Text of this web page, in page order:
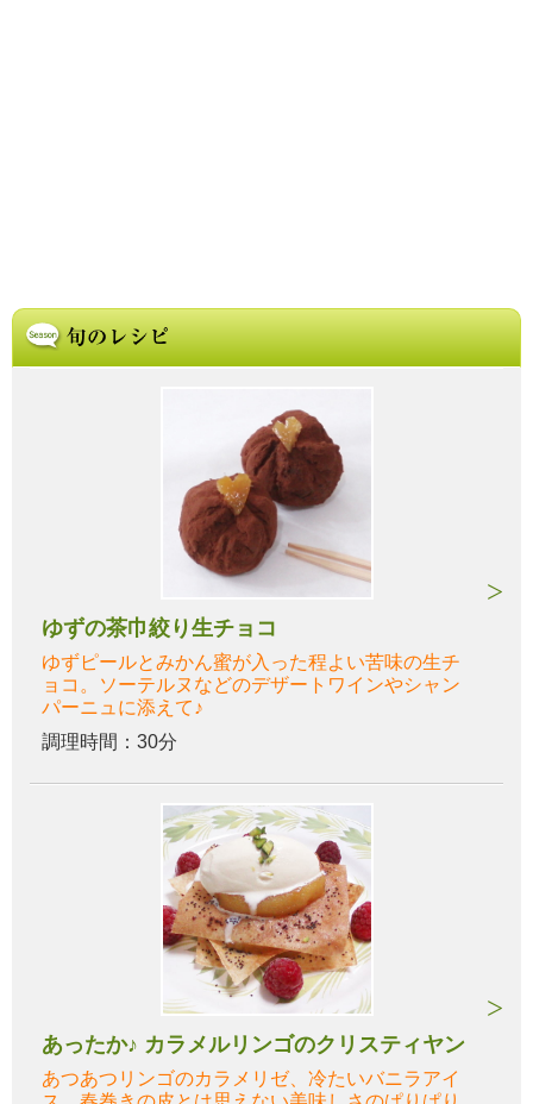
ゆずの茶巾絞り生チョコ
ゆずピールとみかん蜜が入った程よい苦味の生チ
ョコ。ソーテルヌなどのデザートワインやシャン
パーニュに添えて♪
調理時間：30分
あったか♪ カラメルリンゴのクリスティヤン
あつあつリンゴのカラメリゼ、冷たいバニラアイ